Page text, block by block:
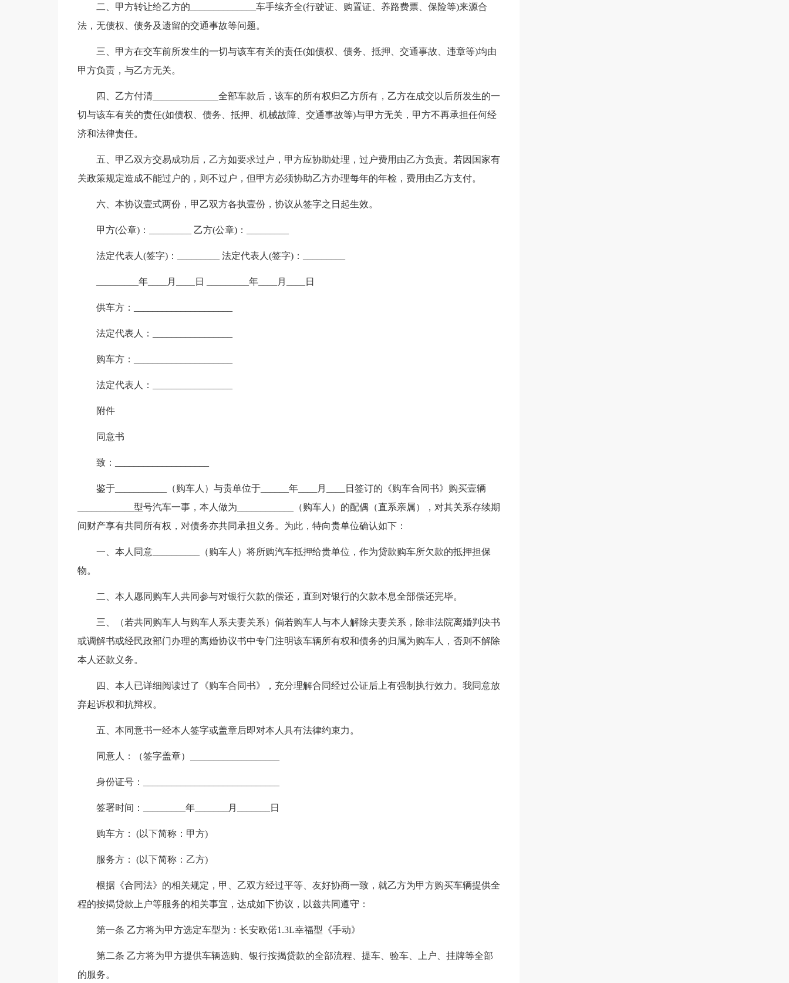
二、甲方转让给乙方的______________车手续齐全(行驶证、购置证、养路费票、保险等)来源合
法，无债权、债务及遗留的交通事故等问题。
三、甲方在交车前所发生的一切与该车有关的责任(如债权、债务、抵押、交通事故、违章等)均由
甲方负责，与乙方无关。
四、乙方付清______________全部车款后，该车的所有权归乙方所有，乙方在成交以后所发生的一
切与该车有关的责任(如债权、债务、抵押、机械故障、交通事故等)与甲方无关，甲方不再承担任何经
济和法律责任。
五、甲乙双方交易成功后，乙方如要求过户，甲方应协助处理，过户费用由乙方负责。若因国家有
关政策规定造成不能过户的，则不过户，但甲方必须协助乙方办理每年的年检，费用由乙方支付。
六、本协议壹式两份，甲乙双方各执壹份，协议从签字之日起生效。
甲方(公章)：_________ 乙方(公章)：_________
法定代表人(签字)：_________ 法定代表人(签字)：_________
_________年____月____日 _________年____月____日
供车方：_____________________
法定代表人：_________________
购车方：_____________________
法定代表人：_________________
附件
同意书
致：____________________
鉴于___________（购车人）与贵单位于______年____月____日签订的《购车合同书》购买壹辆
____________型号汽车一事，本人做为____________（购车人）的配偶（直系亲属），对其关系存续期
间财产享有共同所有权，对债务亦共同承担义务。为此，特向贵单位确认如下：
一、本人同意__________（购车人）将所购汽车抵押给贵单位，作为贷款购车所欠款的抵押担保
物。
二、本人愿同购车人共同参与对银行欠款的偿还，直到对银行的欠款本息全部偿还完毕。
三、（若共同购车人与购车人系夫妻关系）倘若购车人与本人解除夫妻关系，除非法院离婚判决书
或调解书或经民政部门办理的离婚协议书中专门注明该车辆所有权和债务的归属为购车人，否则不解除
本人还款义务。
四、本人已详细阅读过了《购车合同书》，充分理解合同经过公证后上有强制执行效力。我同意放
弃起诉权和抗辩权。
五、本同意书一经本人签字或盖章后即对本人具有法律约束力。
同意人：（签字盖章）___________________
身份证号：_____________________________
签署时间：_________年_______月_______日
购车方： (以下简称：甲方)
服务方： (以下简称：乙方)
根据《合同法》的相关规定，甲、乙双方经过平等、友好协商一致，就乙方为甲方购买车辆提供全
程的按揭贷款上户等服务的相关事宜，达成如下协议，以兹共同遵守：
第一条 乙方将为甲方选定车型为：长安欧偌1.3L幸福型《手动》
第二条 乙方将为甲方提供车辆选购、银行按揭贷款的全部流程、提车、验车、上户、挂牌等全部
的服务。